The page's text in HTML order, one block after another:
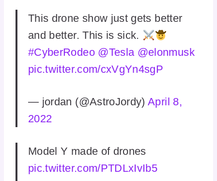
This drone show just gets better
and better. This is sick.
#CyberRodeo @Tesla @elonmusk
pic.twitter.com/cxVgYn4sgP
— jordan (@AstroJordy)April 8,
2022
Model Y made of drones
pic.twitter.com/PTDLxIvIb5